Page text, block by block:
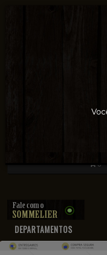
Sua
0 -
DEPARTAMENTOS